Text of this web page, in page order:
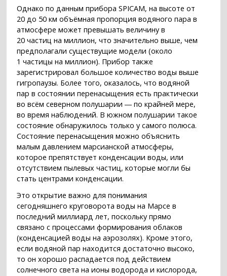
Однако по данным прибора SPICAM, на высоте от
20 до 50 км объёмная пропорция водяного пара в
атмосфере может превышать величину в
20 частиц на миллион, что значительно выше, чем
предполагали существущие модели (около
1 частицы на миллион). Прибор также
зарегистрировал большое количество воды выше
гигропаузы. Более того, оказалось, что водяной
пар в состоянии перенасыщения есть практически
во всём северном полушарии ― по крайней мере,
во время наблюдений. В южном полушарии такое
состояние обнаружилось только у самого полюса.
Состояние перенасыщения можно объяснить
малым давлением марсианской атмосферы,
которое препятствует конденсации воды, или
отсутствием пылевых частиц, которые могли бы
стать центрами конденсации.
Это открытие важно для понимания
сегодняшнего круговорота воды на Марсе в
последний миллиард лет, поскольку прямо
связано с процессами формирования облаков
(конденсацией воды на аэрозолях). Кроме этого,
если водяной пар находится достаточно высоко,
то он хорошо распадается под действием
солнечного света на ионы водорода и кислорода,